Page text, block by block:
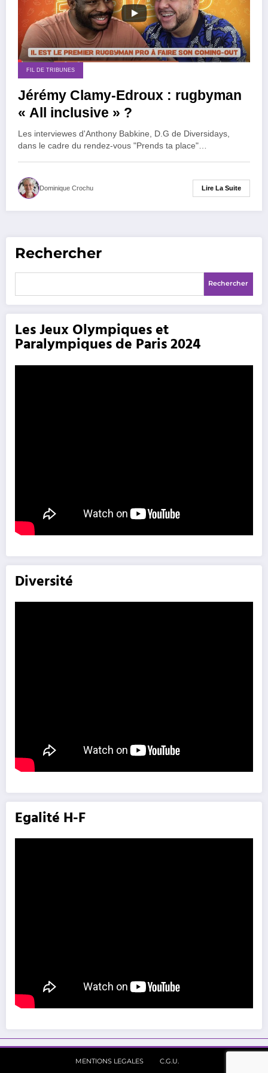
FIL DE TRIBUNES
Jérémy Clamy-Edroux : rugbyman
« All inclusive » ?
Les interviewes d'Anthony Babkine, D.G de Diversidays,
dans le cadre du rendez-vous "Prends ta place"…
Dominique Crochu Lire La Suite
Rechercher
Rechercher
Les Jeux Olympiques et
Paralympiques de Paris 2024
Diversité
Egalité H-F
MENTIONS LEGALES C.G.U.